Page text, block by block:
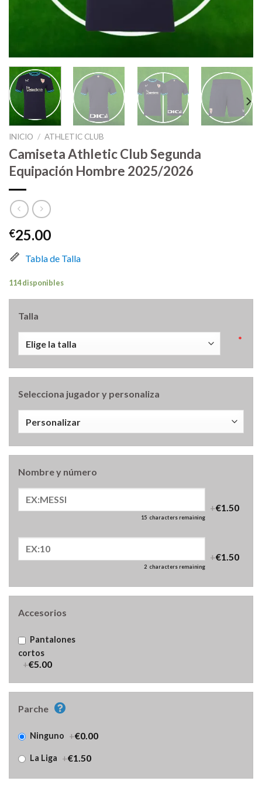
INICIO / ATHLETIC CLUB
Camiseta Athletic Club Segunda
Equipación Hombre 2025/2026
€25.00
Tabla de Talla
114 disponibles
Talla
*
Selecciona jugador y personaliza
Nombre y número
15 characters remaining
+€1.50
2 characters remaining
+€1.50
Accesorios
Pantalones
cortos
+€5.00
Parche
Ninguno +€0.00
La Liga +€1.50